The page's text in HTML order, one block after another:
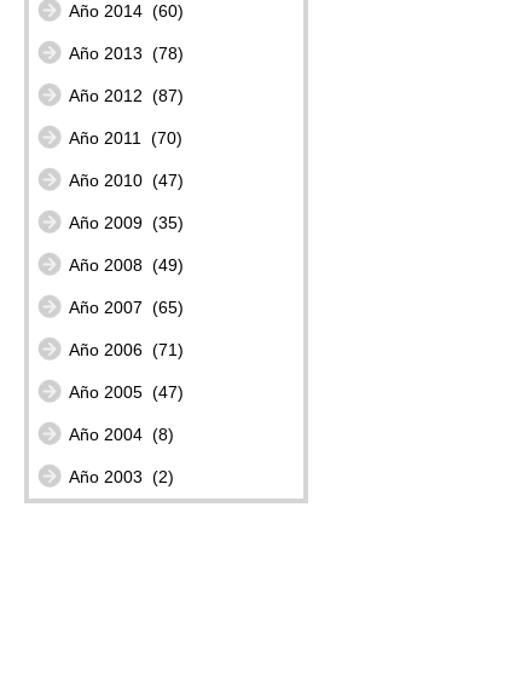
Año 2014 (60)
Año 2013 (78)
Año 2012 (87)
Año 2011 (70)
Año 2010 (47)
Año 2009 (35)
Año 2008 (49)
Año 2007 (65)
Año 2006 (71)
Año 2005 (47)
Año 2004 (8)
Año 2003 (2)